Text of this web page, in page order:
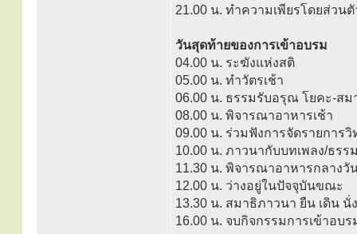
21.00 น. ทำความเพียรโดยส่วนตั
วันสุดท้ายของการเข้าอบรม
04.00 น. ระฆังแห่งสติ
05.00 น. ทำวัตรเช้า
06.00 น. ธรรมรับอรุณ โยคะ-สม
08.00 น. พิจารณาอาหารเช้า
09.00 น. ร่วมฟังการจัดรายการวิ
10.00 น. ภาวนากับบทเพลง/ธรร
11.30 น. พิจารณาอาหารกลางวั
12.00 น. ว่างอยู่ในปัจจุบันขณะ
13.30 น. สมาธิภาวนา ยืน เดิน
16.00 น. จบกิจกรรมการเข้าอบร